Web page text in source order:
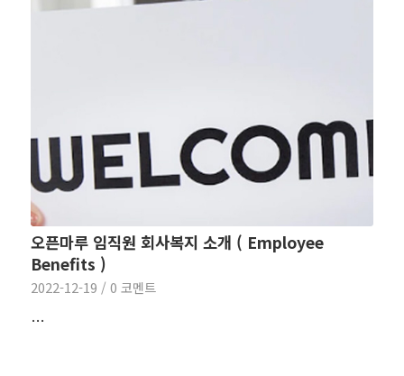
오픈마루 임직원 회사복지 소개 ( Employee
Benefits )
2022-12-19 / 0 코멘트
…